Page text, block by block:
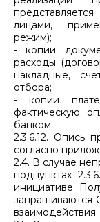
лицами,
режим);
- копии
расходы
накладные,
отбора;
- копии
фактическую
банком.
2.3.6.12. Опись
согласно
2.4. В случае
подпунктах
инициативе
запрашиваются
взаимодействия.